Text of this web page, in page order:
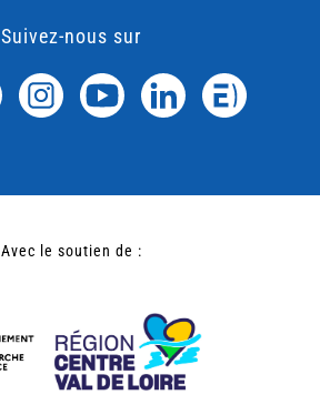
Suivez-nous sur
Avec le soutien de :